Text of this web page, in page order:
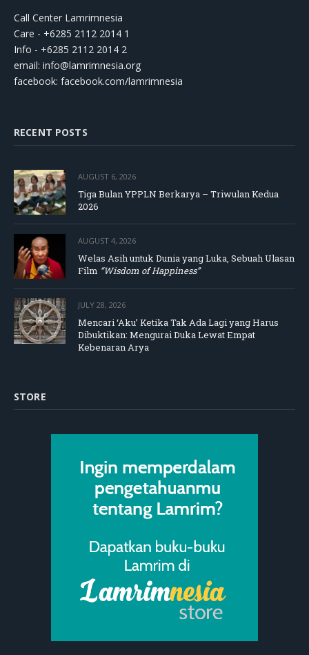
Call Center Lamrimnesia
Care - +6285 2112 2014 1
Info - +6285 2112 2014 2
email: info@lamrimnesia.org
facebook: facebook.com/lamrimnesia
RECENT POSTS
AUGUST 6, 2026
Tiga Bulan YPPLN Berkarya – Triwulan Kedua
2026
AUGUST 4, 2026
Welas Asih untuk Dunia yang Luka, Sebuah Ulasan
Film “Wisdom of Happiness”
JULY 28, 2026
Mencari ‘Aku’ Ketika Tak Ada Lagi yang Harus
Dibuktikan: Mengurai Duka Lewat Empat
Kebenaran Arya
STORE